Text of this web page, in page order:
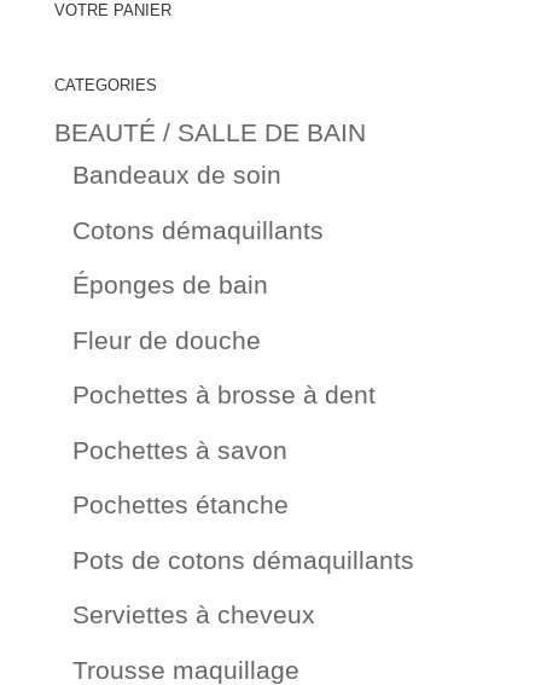
VOTRE PANIER
CATEGORIES
BEAUTÉ / SALLE DE BAIN
Bandeaux de soin
Cotons démaquillants
Éponges de bain
Fleur de douche
Pochettes à brosse à dent
Pochettes à savon
Pochettes étanche
Pots de cotons démaquillants
Serviettes à cheveux
Trousse maquillage